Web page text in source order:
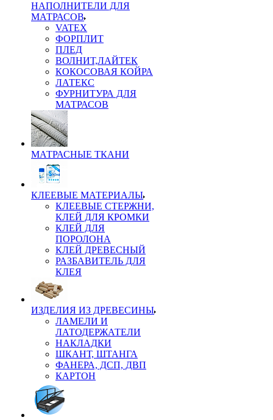
НАПОЛНИТЕЛИ ДЛЯ
МАТРАСОВ
VATEX
ФОРПЛИТ
ПЛЕД
ВОЛНИТ,ЛАЙТЕК
КОКОСОВАЯ КОЙРА
ЛАТЕКС
ФУРНИТУРА ДЛЯ
МАТРАСОВ
МАТРАСНЫЕ ТКАНИ
КЛЕЕВЫЕ МАТЕРИАЛЫ
КЛЕЕВЫЕ СТЕРЖНИ,
КЛЕЙ ДЛЯ КРОМКИ
КЛЕЙ ДЛЯ
ПОРОЛОНА
КЛЕЙ ДРЕВЕСНЫЙ
РАЗБАВИТЕЛЬ ДЛЯ
КЛЕЯ
ИЗДЕЛИЯ ИЗ ДРЕВЕСИНЫ
ЛАМЕЛИ И
ЛАТОДЕРЖАТЕЛИ
НАКЛАДКИ
ШКАНТ, ШТАНГА
ФАНЕРА, ДСП, ДВП
КАРТОН